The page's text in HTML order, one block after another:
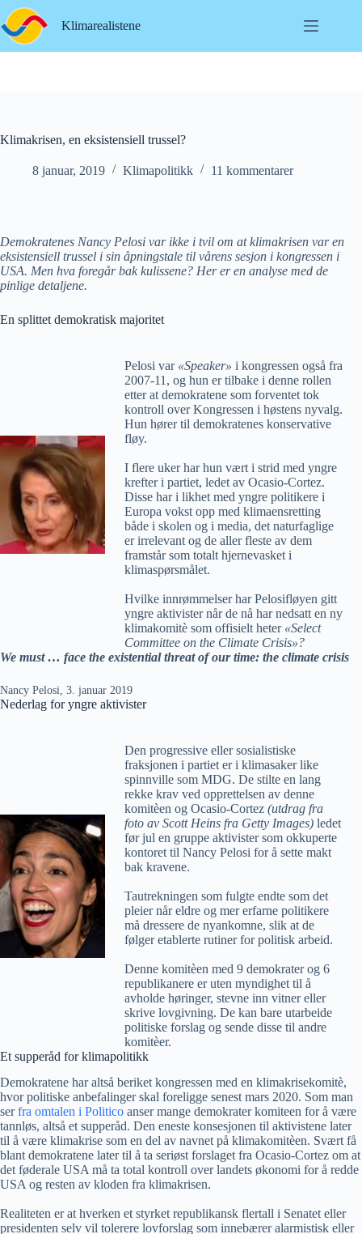
Hopp
til
innholdet
Klimarealistene
Klimakrisen, en eksistensiell trussel?
8 januar, 2019 Klimapolitikk 11 kommentarer
Demokratenes Nancy Pelosi var ikke i tvil om at klimakrisen var en
eksistensiell trussel i sin åpningstale til vårens sesjon i kongressen i
USA. Men hva foregår bak kulissene? Her er en analyse med de
pinlige detaljene.
En splittet demokratisk majoritet
Pelosi var «Speaker» i kongressen også fra
2007-11, og hun er tilbake i denne rollen
etter at demokratene som forventet tok
kontroll over Kongressen i høstens nyvalg.
Hun hører til demokratenes konservative
fløy.
I flere uker har hun vært i strid med yngre
krefter i partiet, ledet av Ocasio-Cortez.
Disse har i likhet med yngre politikere i
Europa vokst opp med klimaensretting
både i skolen og i media, det naturfaglige
er irrelevant og de aller fleste av dem
framstår som totalt hjernevasket i
klimaspørsmålet.
Hvilke innrømmelser har Pelosifløyen gitt
yngre aktivister når de nå har nedsatt en ny
klimakomitè som offisielt heter «Select
Committee on the Climate Crisis»?
We must … face the existential threat of our time: the climate crisis
Nancy Pelosi, 3. januar 2019
Nederlag for yngre aktivister
Den progressive eller sosialistiske
fraksjonen i partiet er i klimasaker like
spinnville som MDG. De stilte en lang
rekke krav ved opprettelsen av denne
komitèen og Ocasio-Cortez (utdrag fra
foto av Scott Heins fra Getty Images)ledet
før jul en gruppe aktivister som okkuperte
kontoret til Nancy Pelosi for å sette makt
bak kravene.
Tautrekningen som fulgte endte som det
pleier når eldre og mer erfarne politikere
må dressere de nyankomne, slik at de
følger etablerte rutiner for politisk arbeid.
Denne komitèen med 9 demokrater og 6
republikanere er uten myndighet til å
avholde høringer, stevne inn vitner eller
skrive lovgivning. De kan bare utarbeide
politiske forslag og sende disse til andre
komitèer.
Et supperåd for klimapolitikk
Demokratene har altså beriket kongressen med en klimakrisekomitè,
hvor politiske anbefalinger skal foreligge senest mars 2020. Som man
serfra omtalen i Politico anser mange demokrater komiteen for å være
tannløs, altså et supperåd. Den eneste konsesjonen til aktivistene later
til å være klimakrise som en del av navnet på klimakomitèen. Svært få
blant demokratene later til å ta seriøst forslaget fra Ocasio-Cortez om at
det føderale USA må ta total kontroll over landets økonomi for å redde
USA og resten av kloden fra klimakrisen.
Realiteten er at hverken et styrket republikansk flertall i Senatet eller
presidenten selv vil tolerere lovforslag som innebærer alarmistisk eller